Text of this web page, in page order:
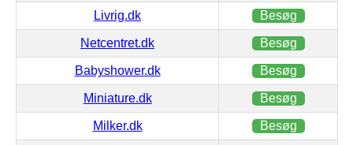
Livrig.dk Besøg
Netcentret.dk Besøg
Babyshower.dk Besøg
Miniature.dk Besøg
Milker.dk Besøg